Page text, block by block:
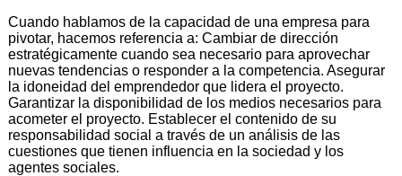
Cuando hablamos de la capacidad de una empresa para
pivotar, hacemos referencia a: Cambiar de dirección
estratégicamente cuando sea necesario para aprovechar
nuevas tendencias o responder a la competencia. Asegurar
la idoneidad del emprendedor que lidera el proyecto.
Garantizar la disponibilidad de los medios necesarios para
acometer el proyecto. Establecer el contenido de su
responsabilidad social a través de un análisis de las
cuestiones que tienen influencia en la sociedad y los
agentes sociales.